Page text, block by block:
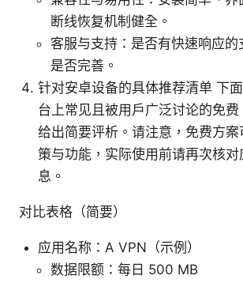
断线恢复机制健全。
客服与支持：是否有快速响应的
是否完善。
针对安卓设备的具体推荐清单 下
台上常见且被用户广泛讨论的免
给出简要评析。请注意，免费方
策与功能，实际使用前请再次核
息。
对比表格（简要）
应用名称：A VPN（示例）
数据限额：每日 500 MB